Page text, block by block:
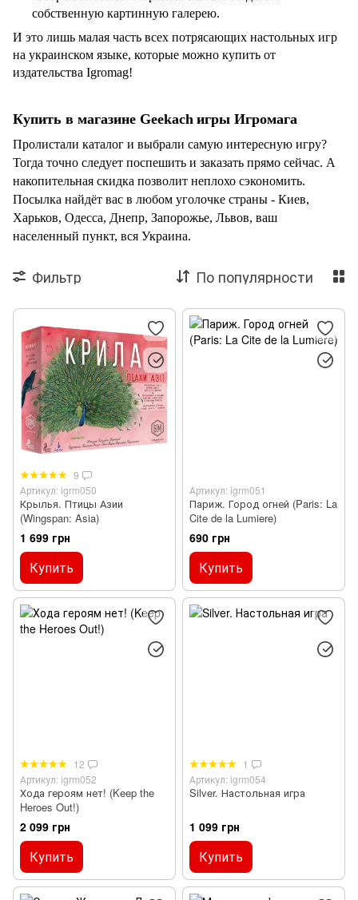
собственную картинную галерею.
И это лишь малая часть всех потрясающих настольных игр
на украинском языке, которые можно купить от
издательства Igromag!
Купить в магазине Geekach игры Игромага
Пролистали каталог и выбрали самую интересную игру?
Тогда точно следует поспешить и заказать прямо сейчас. А
накопительная скидка позволит неплохо сэкономить.
Посылка найдёт вас в любом уголочке страны - Киев,
Харьков, Одесса, Днепр, Запорожье, Львов, ваш
населенный пункт, вся Украина.
Фильтр По популярности
9
Артикул: igrm050
Крылья. Птицы Азии
(Wingspan: Asia)
1 699 грн
Купить
Артикул: igrm051
Париж. Город огней (Paris: La
Cite de la Lumiere)
690 грн
Купить
12
Артикул: igrm052
Хода героям нет! (Keep the
Heroes Out!)
2 099 грн
Купить
1
Артикул: igrm054
Silver. Настольная игра
1 099 грн
Купить